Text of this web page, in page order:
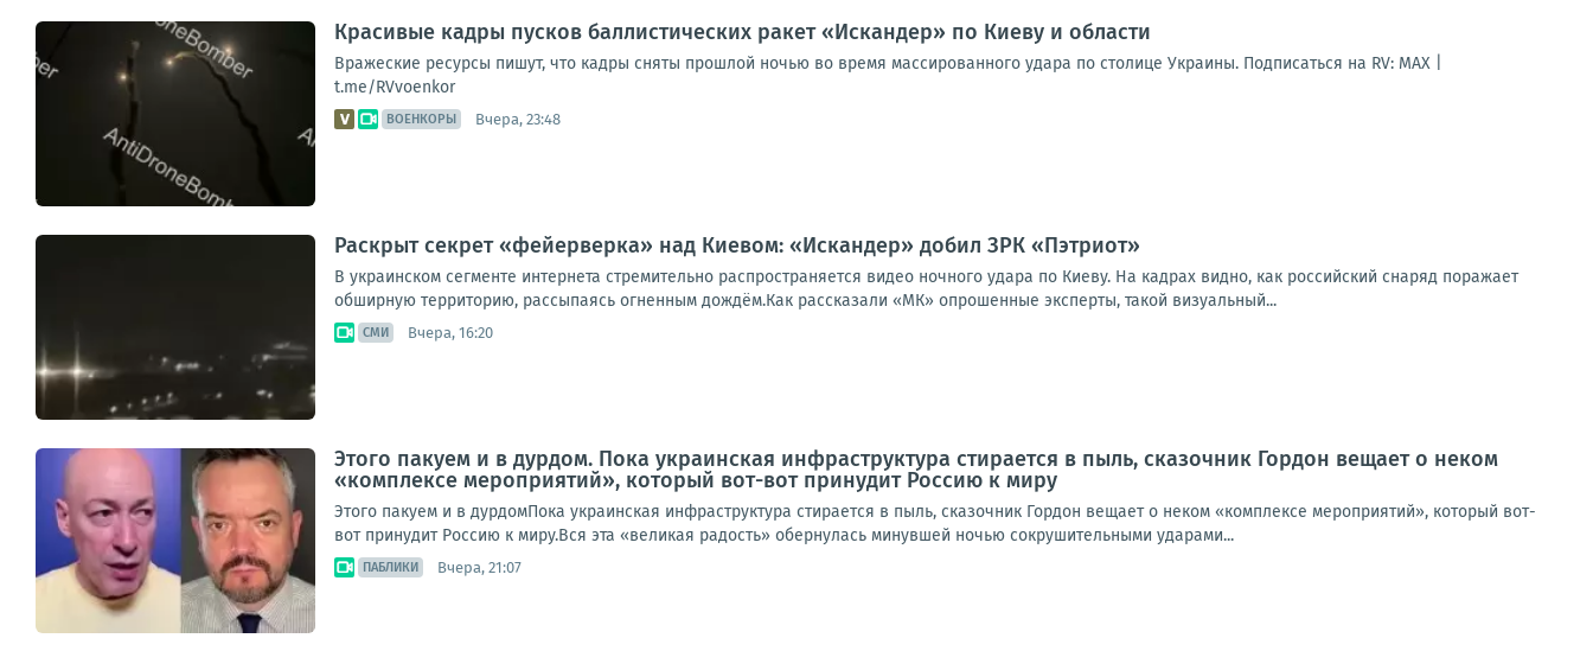
Красивые кадры пусков баллистических ракет «Искандер» по Киеву и области
Вражеские ресурсы пишут, что кадры сняты прошлой ночью во время массированного удара по столице Украины. Подписаться на RV: MAX |
t.me/RVvoenkor
ВОЕНКОРЫ Вчера, 23:48
Раскрыт секрет «фейерверка» над Киевом: «Искандер» добил ЗРК «Пэтриот»
В украинском сегменте интернета стремительно распространяется видео ночного удара по Киеву. На кадрах видно, как российский снаряд поражает
обширную территорию, рассыпаясь огненным дождём.Как рассказали «МК» опрошенные эксперты, такой визуальный...
СМИ Вчера, 16:20
Этого пакуем и в дурдом. Пока украинская инфраструктура стирается в пыль, сказочник Гордон вещает о неком
«комплексе мероприятий», который вот-вот принудит Россию к миру
Этого пакуем и в дурдомПока украинская инфраструктура стирается в пыль, сказочник Гордон вещает о неком «комплексе мероприятий», который вот-
вот принудит Россию к миру.Вся эта «великая радость» обернулась минувшей ночью сокрушительными ударами...
ПАБЛИКИ Вчера, 21:07